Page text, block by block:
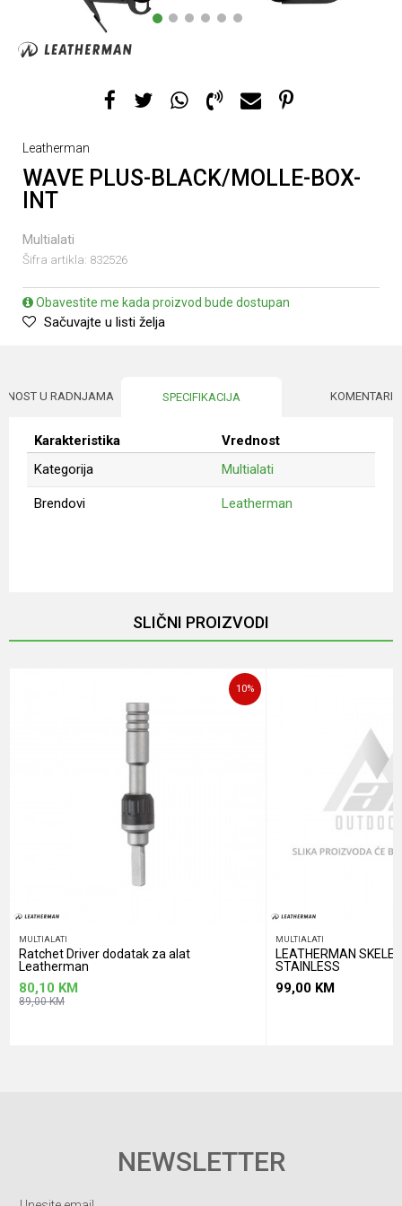
1 2 3 4 5 6
Leatherman
WAVE PLUS-BLACK/MOLLE-BOX-
INT
Multialati
Šifra artikla: 832526
Obavestite me kada proizvod bude dostupan
Sačuvajte u listi želja
U RADNJAMA SPECIFIKACIJA KOMENTARI
Karakteristika
Vrednost
Kategorija
Multialati
Brendovi Leatherman
SLIČNI PROIZVODI
10%
MULTIALATI
Ratchet Driver dodatak za alat
Leatherman
80,10 KM
89,00KM
MULTIALATI
LEATHERMAN
STAINLESS
99,00 KM
NEWSLETTER